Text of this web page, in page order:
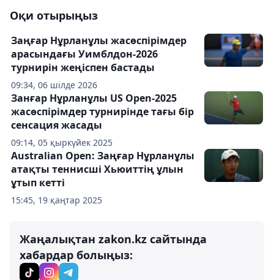
Оқи отырыңыз
09:34, 06 шілде 2026
Заңғар Нұрланұлы жасөспірімдер
арасындағы Уимблдон-2026
турнирін жеңіспен бастады
09:14, 05 қыркүйек 2025
Занғар Нұрланұлы US Open-2025
жасөспірімдер турнирінде тағы бір
сенсация жасады
15:45, 19 қаңтар 2025
Australian Open: Заңғар Нұрланұлы
атақты теннисші Хьюиттің ұлын
ұтып кетті
Жаңалықтан zakon.kz сайтында
хабардар болыңыз: